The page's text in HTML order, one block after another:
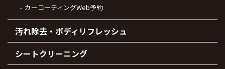
カーコーティングWeb予約
汚れ除去・ボディリフレッシュ
シートクリーニング